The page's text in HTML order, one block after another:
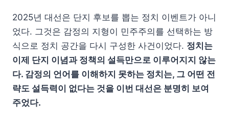
2025년 대선은 단지 후보를 뽑는 정치 이벤트가 아니
었다. 그것은 감정의 지형이 민주주의를 선택하는 방
식으로 정치 공간을 다시 구성한 사건이었다. 정치는
이제 단지 이념과 정책의 설득만으로 이루어지지 않는
다. 감정의 언어를 이해하지 못하는 정치는, 그 어떤 전
략도 설득력이 없다는 것을 이번 대선은 분명히 보여
주었다.